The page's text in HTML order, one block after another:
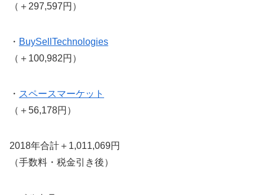
（＋297,597円）
・ BuySellTechnologies
（＋100,982円）
・ スペースマーケット
（＋56,178円）
2018年合計＋1,011,069円
（手数料・税金引き後）